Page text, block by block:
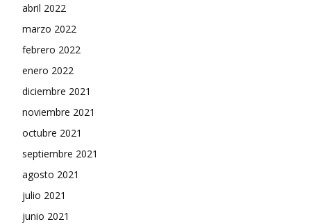
abril 2022
marzo 2022
febrero 2022
enero 2022
diciembre 2021
noviembre 2021
octubre 2021
septiembre 2021
agosto 2021
julio 2021
junio 2021